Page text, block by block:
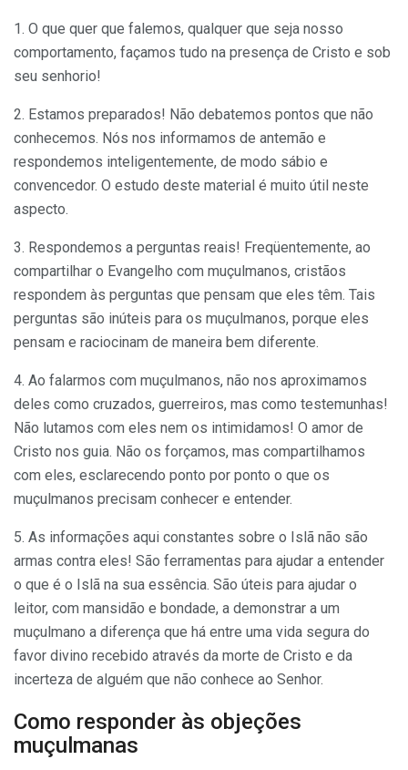
1. O que quer que falemos, qualquer que seja nosso
comportamento, façamos tudo na presença de Cristo e sob
seu senhorio!
2. Estamos preparados! Não debatemos pontos que não
conhecemos. Nós nos informamos de antemão e
respondemos inteligentemente, de modo sábio e
convencedor. O estudo deste material é muito útil neste
aspecto.
3. Respondemos a perguntas reais! Freqüentemente, ao
compartilhar o Evangelho com muçulmanos, cristãos
respondem às perguntas que pensam que eles têm. Tais
perguntas são inúteis para os muçulmanos, porque eles
pensam e raciocinam de maneira bem diferente.
4. Ao falarmos com muçulmanos, não nos aproximamos
deles como cruzados, guerreiros, mas como testemunhas!
Não lutamos com eles nem os intimidamos! O amor de
Cristo nos guia. Não os forçamos, mas compartilhamos
com eles, esclarecendo ponto por ponto o que os
muçulmanos precisam conhecer e entender.
5. As informações aqui constantes sobre o Islã não são
armas contra eles! São ferramentas para ajudar a entender
o que é o Islã na sua essência. São úteis para ajudar o
leitor, com mansidão e bondade, a demonstrar a um
muçulmano a diferença que há entre uma vida segura do
favor divino recebido através da morte de Cristo e da
incerteza de alguém que não conhece ao Senhor.
Como responder às objeções
muçulmanas